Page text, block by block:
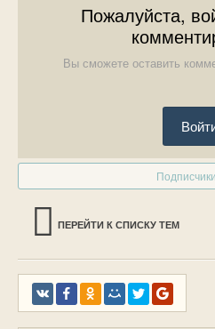
Пожалуйста,
Вы сможете оставить
Подписчики
ПЕРЕЙТИ К СПИСКУ ТЕМ